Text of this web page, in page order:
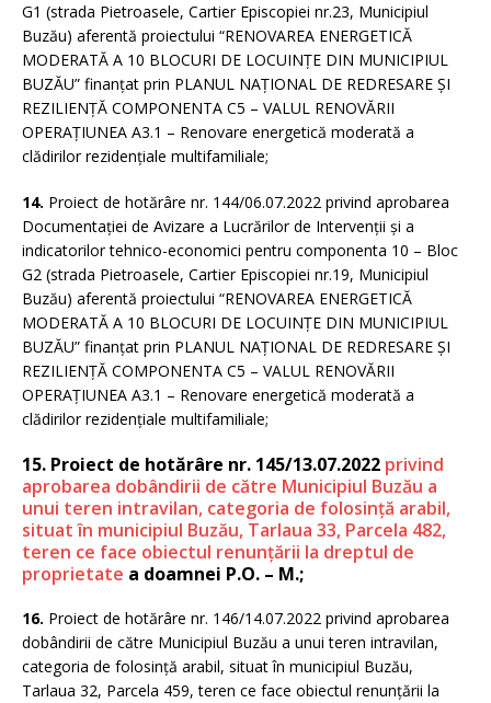
G1 (strada Pietroasele, Cartier Episcopiei nr.23, Municipiul
Buzău) aferentă proiectului “RENOVAREA ENERGETICĂ
MODERATĂ A 10 BLOCURI DE LOCUINȚE DIN MUNICIPIUL
BUZĂU” finanțat prin PLANUL NAȚIONAL DE REDRESARE ȘI
REZILIENȚĂ COMPONENTA C5 – VALUL RENOVĂRII
OPERAȚIUNEA A3.1 – Renovare energetică moderată a
clădirilor rezidențiale multifamiliale;
14. Proiect de hotărâre nr. 144/06.07.2022 privind aprobarea
Documentației de Avizare a Lucrărilor de Intervenții și a
indicatorilor tehnico-economici pentru componenta 10 – Bloc
G2 (strada Pietroasele, Cartier Episcopiei nr.19, Municipiul
Buzău) aferentă proiectului “RENOVAREA ENERGETICĂ
MODERATĂ A 10 BLOCURI DE LOCUINȚE DIN MUNICIPIUL
BUZĂU” finanțat prin PLANUL NAȚIONAL DE REDRESARE ȘI
REZILIENȚĂ COMPONENTA C5 – VALUL RENOVĂRII
OPERAȚIUNEA A3.1 – Renovare energetică moderată a
clădirilor rezidențiale multifamiliale;
15. Proiect de hotărâre nr. 145/13.07.2022 privind
aprobarea dobândirii de către Municipiul Buzău a
unui teren intravilan, categoria de folosință arabil,
situat în municipiul Buzău, Tarlaua 33, Parcela 482,
teren ce face obiectul renunțării la dreptul de
proprietate a doamnei P.O. – M.;
16. Proiect de hotărâre nr. 146/14.07.2022 privind aprobarea
dobândirii de către Municipiul Buzău a unui teren intravilan,
categoria de folosință arabil, situat în municipiul Buzău,
Tarlaua 32, Parcela 459, teren ce face obiectul renunțării la